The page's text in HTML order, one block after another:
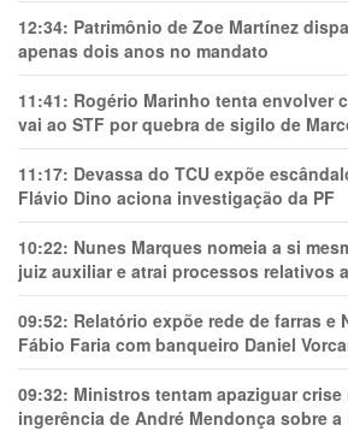
12:34: Patrimônio de Zoe Martínez
apenas dois anos no mandato
11:41: Rogério Marinho tenta envolver
vai ao STF por quebra de sigilo de
11:17: Devassa do TCU expõe
Flávio Dino aciona investigação da PF
10:22: Nunes Marques nomeia a si
juiz auxiliar e atrai processos relativos
09:52: Relatório expõe rede de farras e
Fábio Faria com banqueiro Daniel
09:32: Ministros tentam apaziguar crise
ingerência de André Mendonça sobre a